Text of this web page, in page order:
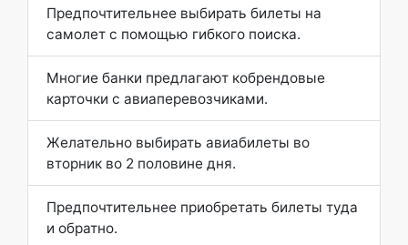
Предпочтительнее выбирать билеты на
самолет с помощью гибкого поиска.
Многие банки предлагают кобрендовые
карточки с авиаперевозчиками.
Желательно выбирать авиабилеты во
вторник во 2 половине дня.
Предпочтительнее приобретать билеты туда
и обратно.